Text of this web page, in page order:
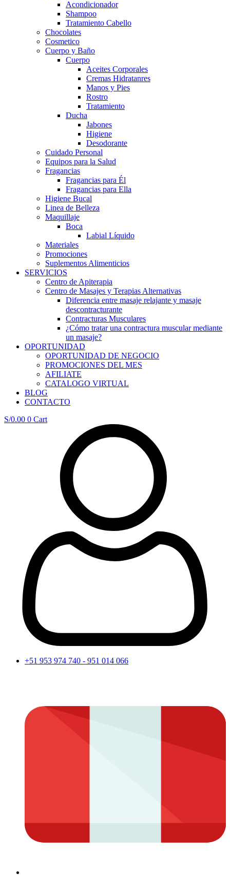
Acondicionador
Shampoo
Tratamiento Cabello
Chocolates
Cosmetico
Cuerpo y Baño
Cuerpo
Aceites Corporales
Cremas Hidratanres
Manos y Pies
Rostro
Tratamiento
Ducha
Jabones
Higiene
Desodorante
Cuidado Personal
Equipos para la Salud
Fragancias
Fragancias para Él
Fragancias para Ella
Higiene Bucal
Linea de Belleza
Maquillaje
Boca
Labial Líquido
Materiales
Promociones
Suplementos Alimenticios
SERVICIOS
Centro de Apiterapia
Centro de Masajes y Terapias Alternativas
Diferencia entre masaje relajante y masaje
descontracturante
Contracturas Musculares
¿Cómo tratar una contractura muscular mediante
un masaje?
OPORTUNIDAD
OPORTUNIDAD DE NEGOCIO
PROMOCIONES DEL MES
AFILIATE
CATALOGO VIRTUAL
BLOG
CONTACTO
S/0.00 0 Cart
+51 953 974 740 - 951 014 066